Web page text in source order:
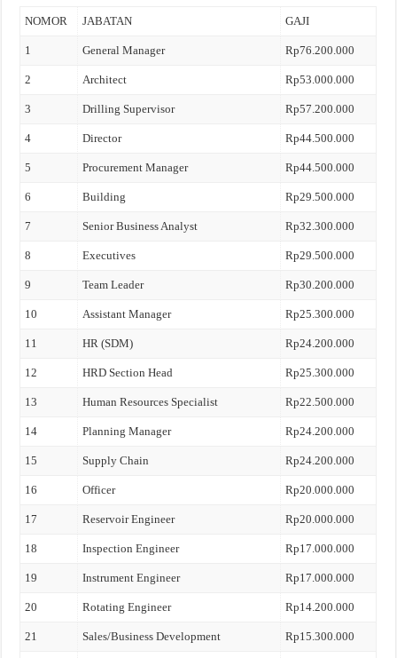
NOMOR JABATAN GAJI
1 General Manager Rp76.200.000
2 Architect Rp53.000.000
3 Drilling Supervisor Rp57.200.000
4 Director Rp44.500.000
5 Procurement Manager Rp44.500.000
6 Building Rp29.500.000
7 Senior Business Analyst Rp32.300.000
8 Executives Rp29.500.000
9 Team Leader Rp30.200.000
10 Assistant Manager Rp25.300.000
11 HR (SDM) Rp24.200.000
12 HRD Section Head Rp25.300.000
13 Human Resources Specialist Rp22.500.000
14 Planning Manager Rp24.200.000
15 Supply Chain Rp24.200.000
16 Officer Rp20.000.000
17 Reservoir Engineer Rp20.000.000
18 Inspection Engineer Rp17.000.000
19 Instrument Engineer Rp17.000.000
20 Rotating Engineer Rp14.200.000
21 Sales/Business Development Rp15.300.000